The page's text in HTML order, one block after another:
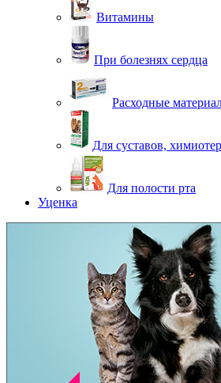
Витамины
При болезнях сердца
Расходные
Для суставов,
Для полости рта
Уценка